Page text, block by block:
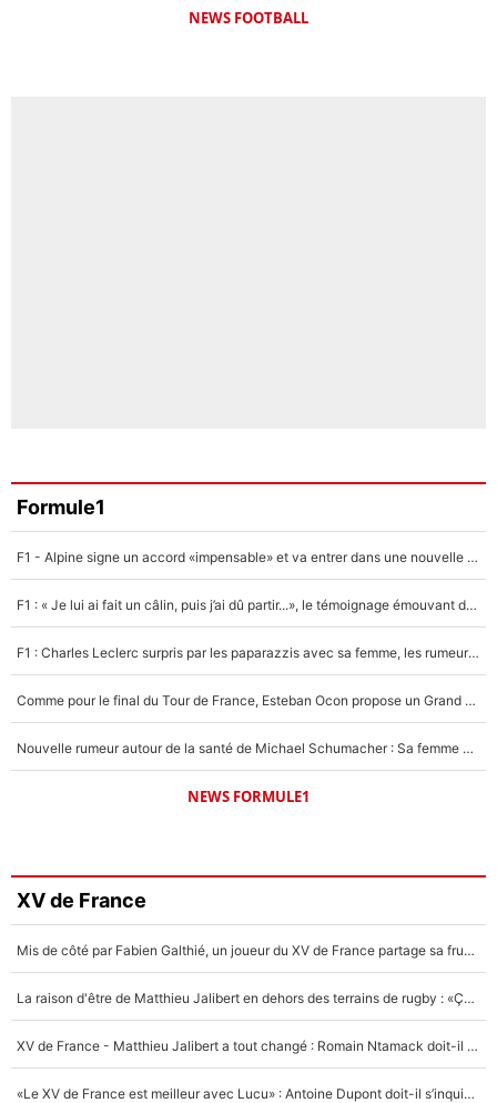
NEWS FOOTBALL
Formule1
F1 - Alpine signe un accord «impensable» et va entrer dans une nouvelle dimension : Grande nouvelle pour Pierre Gasly !
F1 : « Je lui ai fait un câlin, puis j’ai dû partir...», le témoignage émouvant de Max Verstappen sur sa fille
F1 : Charles Leclerc surpris par les paparazzis avec sa femme, les rumeurs étaient vraies !
Comme pour le final du Tour de France, Esteban Ocon propose un Grand Prix de Formule 1 à Paris : «Autour de l’Arc de Triomphe, ce serait génial» !
Nouvelle rumeur autour de la santé de Michael Schumacher : Sa femme Corinna sort du silence
NEWS FORMULE1
XV de France
Mis de côté par Fabien Galthié, un joueur du XV de France partage sa frustration : «ils ne me l’ont pas dit tout de suite»
La raison d'être de Matthieu Jalibert en dehors des terrains de rugby : «Ça m'atteint autant que si tu touches à un membre de ma famille»
XV de France - Matthieu Jalibert a tout changé : Romain Ntamack doit-il s’inquiéter pour sa place à un an de la Coupe du monde ?
«Le XV de France est meilleur avec Lucu» : Antoine Dupont doit-il s’inquiéter pour sa place ?